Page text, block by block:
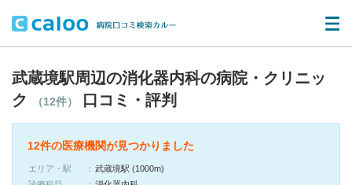
武蔵境駅周辺の消化器内科の病院・クリニッ
ク
（12件） 口コミ・評判
12件の医療機関が見つかりました
エリア・駅
武蔵境駅 (1000m)